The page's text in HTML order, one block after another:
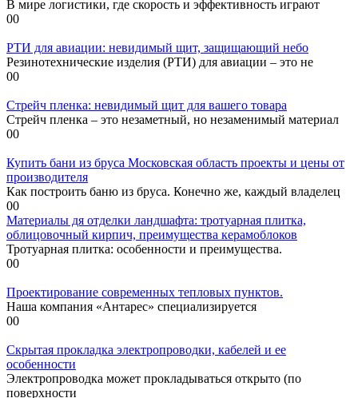
В мире логистики, где скорость и эффективность играют
00
РТИ для авиации: невидимый щит, защищающий небо
Резинотехнические изделия (РТИ) для авиации – это не
00
Стрейч пленка: невидимый щит для вашего товара
Стрейч пленка – это незаметный, но незаменимый материал
00
Купить бани из бруса Московская область проекты и цены от
производителя
Как построить баню из бруса. Конечно же, каждый владелец
00
Материалы дя отделки ландшафта: тротуарная плитка,
облицовочный кирпич, преимущества керамоблоков
Тротуарная плитка: особенности и преимущества.
00
Проектирование современных тепловых пунктов.
Наша компания «Антарес» специализируется
00
Скрытая прокладка электропроводки, кабелей и ее
особенности
Электропроводка может прокладываться открыто (по
поверхности